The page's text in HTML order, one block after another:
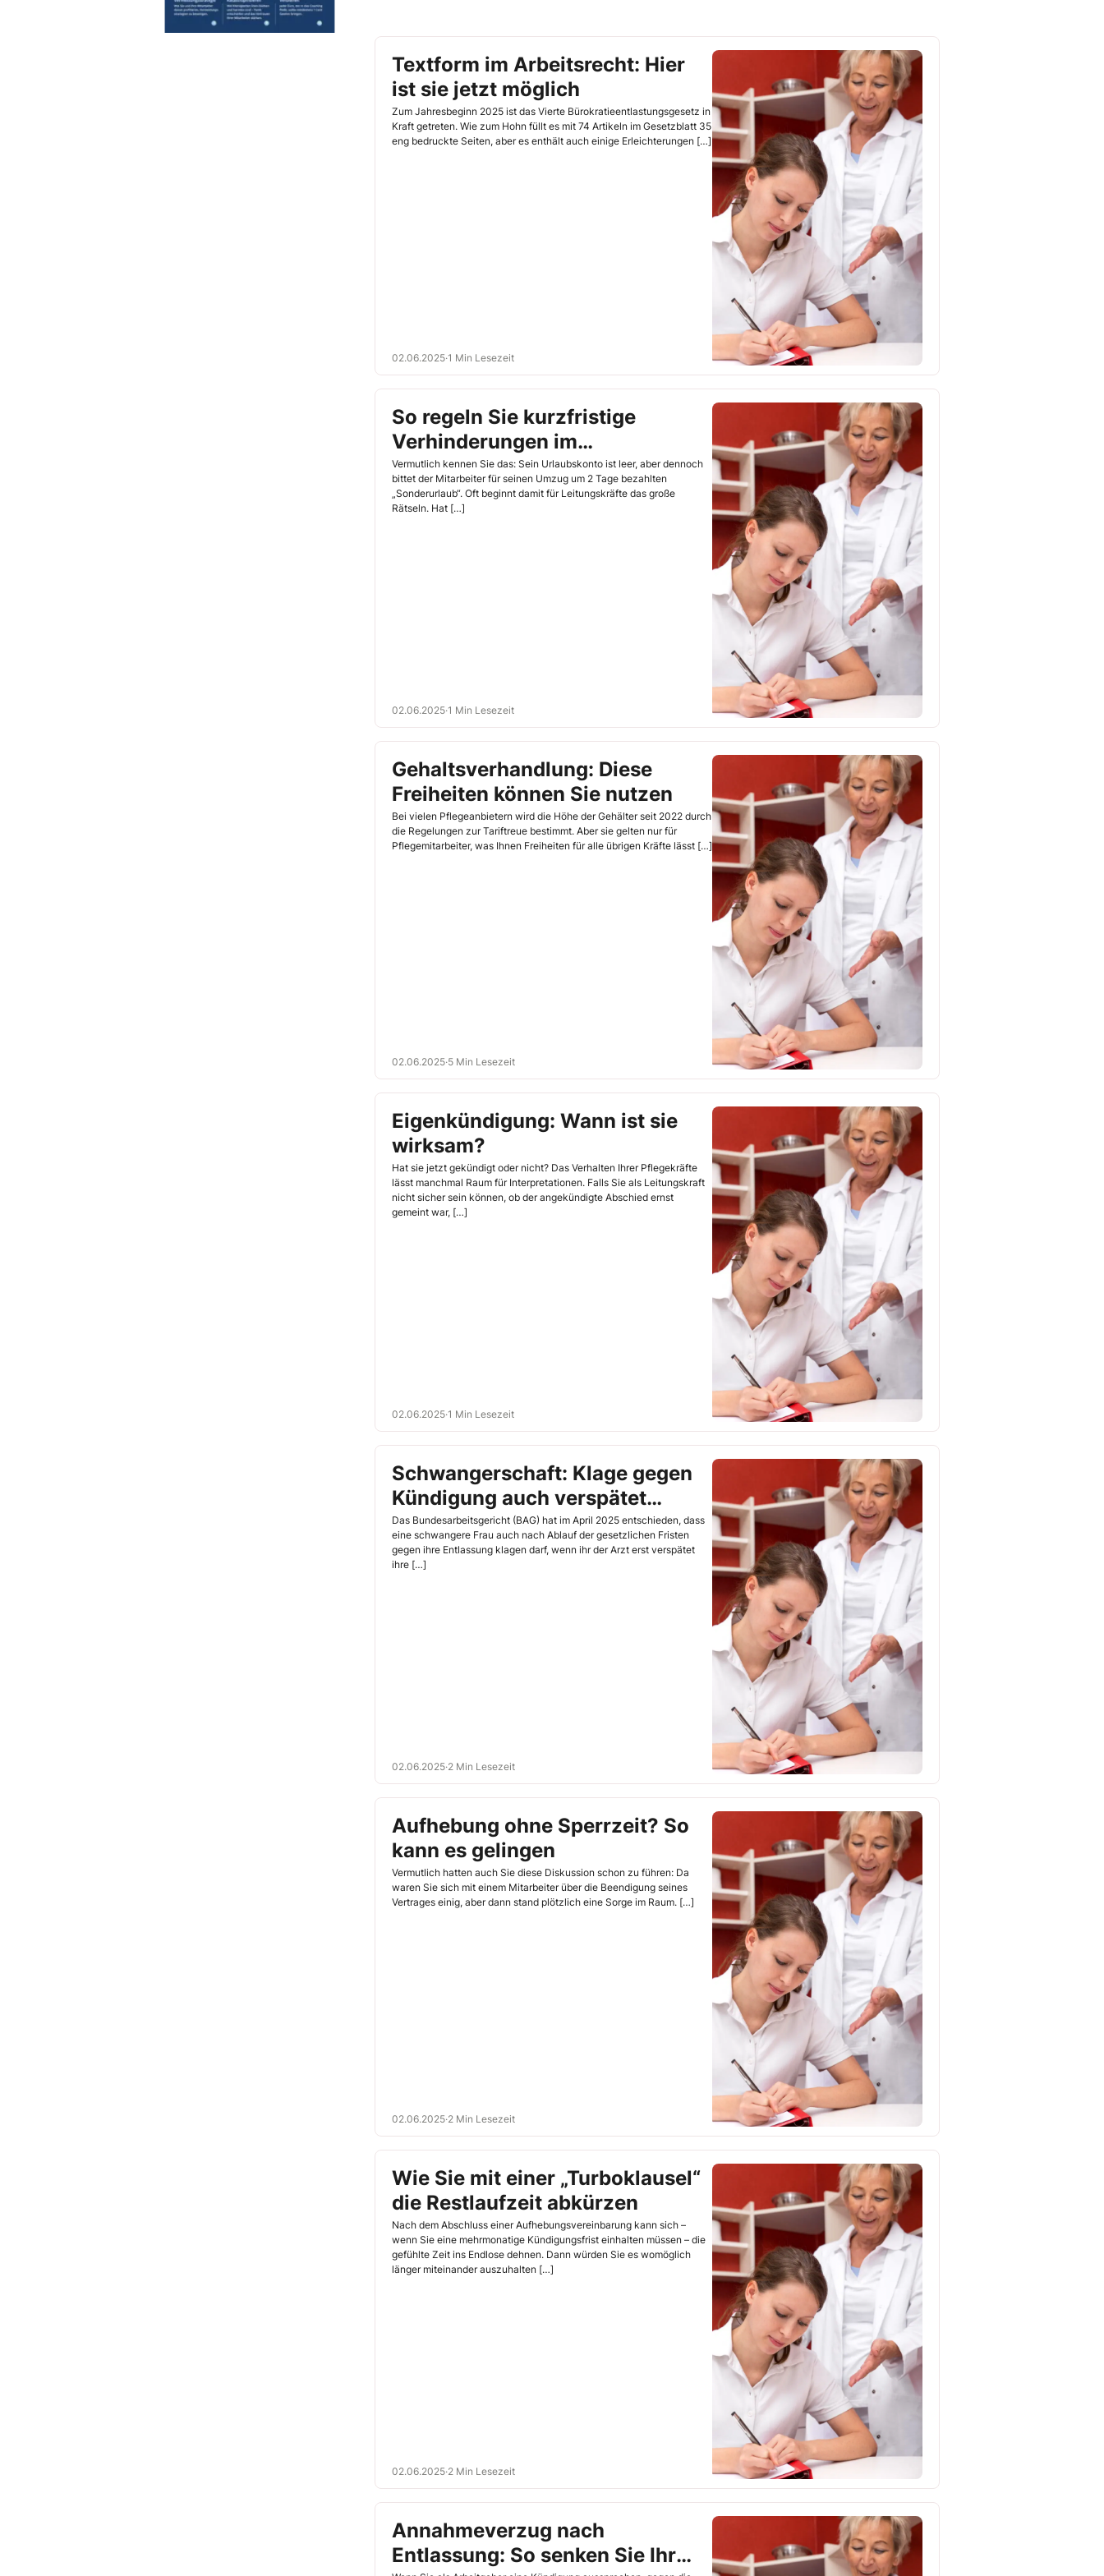
Textform im Arbeitsrecht: Hier
ist sie jetzt möglich
Zum Jahresbeginn 2025 ist das Vierte Bürokratieentlastungsgesetz in
Kraft getreten. Wie zum Hohn füllt es mit 74 Artikeln im Gesetzblatt 35
eng bedruckte Seiten, aber es enthält auch einige Erleichterungen […]
02.06.2025·1 Min Lesezeit
So regeln Sie kurzfristige
Verhinderungen im
Arbeitsvertrag
Vermutlich kennen Sie das: Sein Urlaubskonto ist leer, aber dennoch
bittet der Mitarbeiter für seinen Umzug um 2 Tage bezahlten
„Sonderurlaub“. Oft beginnt damit für Leitungskräfte das große
Rätseln. Hat […]
02.06.2025·1 Min Lesezeit
Gehaltsverhandlung: Diese
Freiheiten können Sie nutzen
Bei vielen Pflegeanbietern wird die Höhe der Gehälter seit 2022 durch
die Regelungen zur Tariftreue bestimmt. Aber sie gelten nur für
Pflegemitarbeiter, was Ihnen Freiheiten für alle übrigen Kräfte lässt […]
02.06.2025·5 Min Lesezeit
Eigenkündigung: Wann ist sie
wirksam?
Hat sie jetzt gekündigt oder nicht? Das Verhalten Ihrer Pflegekräfte
lässt manchmal Raum für Interpretationen. Falls Sie als Leitungskraft
nicht sicher sein können, ob der angekündigte Abschied ernst
gemeint war, […]
02.06.2025·1 Min Lesezeit
Schwangerschaft: Klage gegen
Kündigung auch verspätet
möglich
Das Bundesarbeitsgericht (BAG) hat im April 2025 entschieden, dass
eine schwangere Frau auch nach Ablauf der gesetzlichen Fristen
gegen ihre Entlassung klagen darf, wenn ihr der Arzt erst verspätet
ihre […]
02.06.2025·2 Min Lesezeit
Aufhebung ohne Sperrzeit? So
kann es gelingen
Vermutlich hatten auch Sie diese Diskussion schon zu führen: Da
waren Sie sich mit einem Mitarbeiter über die Beendigung seines
Vertrages einig, aber dann stand plötzlich eine Sorge im Raum. […]
02.06.2025·2 Min Lesezeit
Wie Sie mit einer „Turboklausel“
die Restlaufzeit abkürzen
Nach dem Abschluss einer Aufhebungsvereinbarung kann sich –
wenn Sie eine mehrmonatige Kündigungsfrist einhalten müssen – die
gefühlte Zeit ins Endlose dehnen. Dann würden Sie es womöglich
länger miteinander auszuhalten […]
02.06.2025·2 Min Lesezeit
Annahmeverzug nach
Entlassung: So senken Sie Ihr